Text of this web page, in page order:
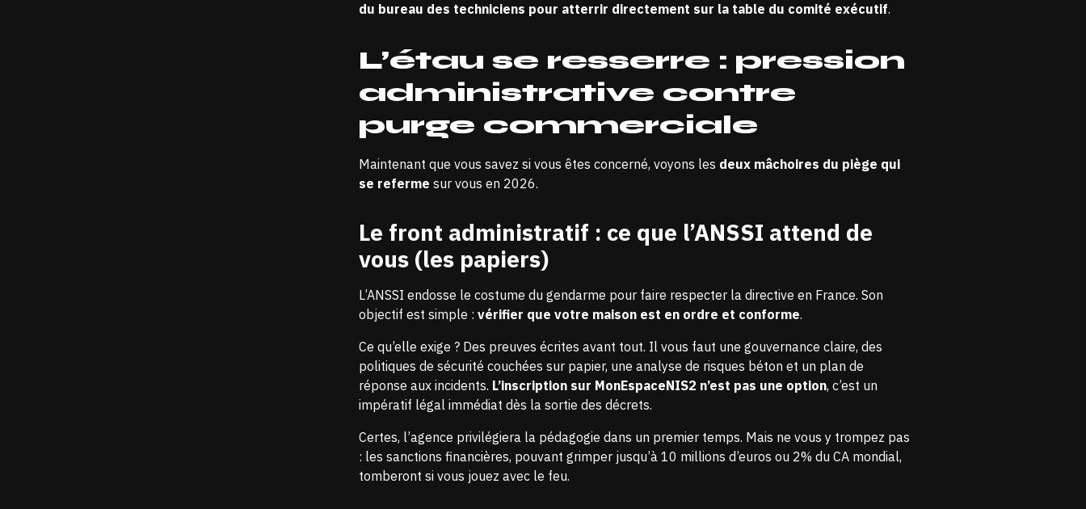
du bureau des techniciens pour atterrir directement sur la table du comité exécutif.
L’étau se resserre : pression
administrative contre
purge commerciale
Maintenant que vous savez si vous êtes concerné, voyons les deux mâchoires du piège qui
se referme sur vous en 2026.
Le front administratif : ce que l’ANSSI attend de
vous (les papiers)
L’ANSSI endosse le costume du gendarme pour faire respecter la directive en France. Son
objectif est simple : vérifier que votre maison est en ordre et conforme.
Ce qu’elle exige ? Des preuves écrites avant tout. Il vous faut une gouvernance claire, des
politiques de sécurité couchées sur papier, une analyse de risques béton et un plan de
réponse aux incidents. L’inscription sur MonEspaceNIS2 n’est pas une option, c’est un
impératif légal immédiat dès la sortie des décrets.
Certes, l’agence privilégiera la pédagogie dans un premier temps. Mais ne vous y trompez pas
: les sanctions financières, pouvant grimper jusqu’à 10 millions d’euros ou 2% du CA mondial,
tomberont si vous jouez avec le feu.